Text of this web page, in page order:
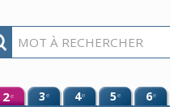
2e 3e 4e 5e 6e